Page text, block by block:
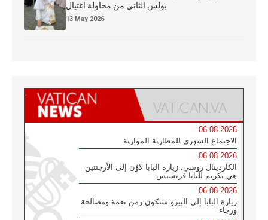
بولس الثاني من محاولة اغتيال
13 May 2026
06.08.2026
الاجتماع الشهري للمطارنة الموارنة
06.08.2026
الكاردينال روسي: زيارة البابا لاوُن إلى الأرجنتين
هي تكريم للبابا فرنسيس
06.08.2026
زيارة البابا إلى البيرو ستكون زمن نعمة ومصالحة
ورجاء